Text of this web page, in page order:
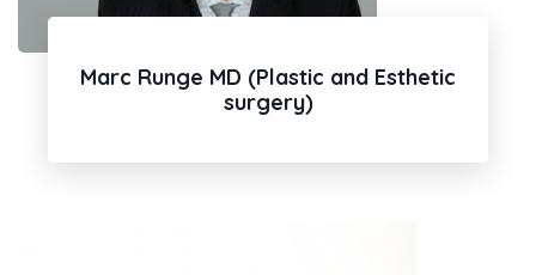
Marc Runge MD (Plastic and Esthetic
surgery)